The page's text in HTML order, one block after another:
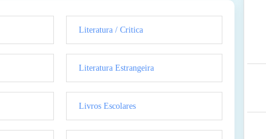
Literatura / Critica
Literatura Estrangeira
Livros Escolares